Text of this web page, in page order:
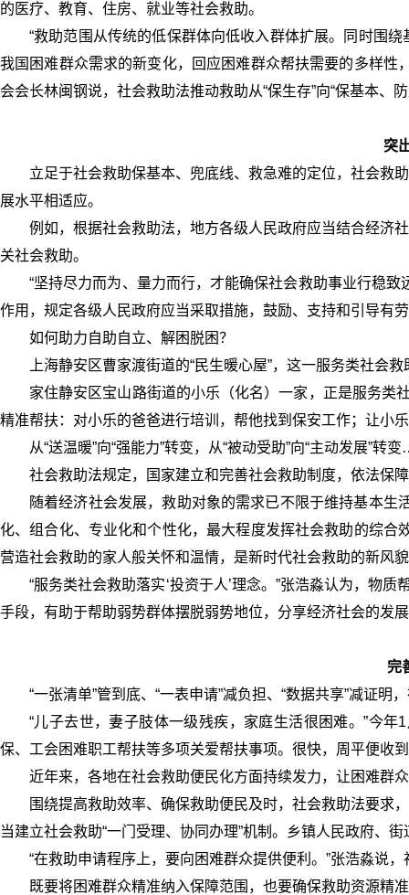
的医疗、教育、住房、就业等社会救助。
“救助范围从传统的低保群体向低收入群体扩展。同时围
我国困难群众需求的新变化，回应困难群众帮扶需要的多样性
会会长林闽钢说，社会救助法推动救助从“保生存”向“保基本、
突
立足于社会救助保基本、兜底线、救急难的定位，社会救
展水平相适应。
例如，根据社会救助法，地方各级人民政府应当结合经济
关社会救助。
“坚持尽力而为、量力而行，才能确保社会救助事业行稳
作用，规定各级人民政府应当采取措施，鼓励、支持和引导有
如何助力自助自立、解困脱困？
上海静安区曹家渡街道的“民生暖心屋”，这一服务类社会
家住静安区宝山路街道的小乐（化名）一家，正是服务类
精准帮扶：对小乐的爸爸进行培训，帮他找到保安工作；让小
从“送温暖”向“强能力”转变，从“被动受助”向“主动发展”
社会救助法规定，国家建立和完善社会救助制度，依法保
随着经济社会发展，救助对象的需求已不限于维持基本
化、组合化、专业化和个性化，最大程度发挥社会救助的综合
营造社会救助的家人般关怀和温情，是新时代社会救助的新风
“服务类社会救助落实‘投资于人’理念。”张浩淼认为，物
手段，有助于帮助弱势群体摆脱弱势地位，分享经济社会的发
完
“一张清单”管到底、“一表申请”减负担、“数据共享”减证
“儿子去世，妻子肢体一级残疾，家庭生活很困难。”今
保、工会困难职工帮扶等多项关爱帮扶事项。很快，周平便收
近年来，各地在社会救助便民化方面持续发力，让困难群
围绕提高救助效率、确保救助便民及时，社会救助法要求
当建立社会救助“一门受理、协同办理”机制。乡镇人民政府、
“在救助申请程序上，要向困难群众提供便利。”张浩淼说
既要将困难群众精准纳入保障范围，也要确保救助资源精